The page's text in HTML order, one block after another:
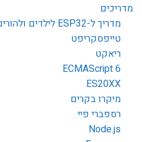
מדריכים
מדריך ל-ESP32 לילדים ולהורים מאפס
טייפסקריפט
ריאקט
ECMAScript 6
ES20XX
מיקרו בקרים
רספברי פיי
Node.js